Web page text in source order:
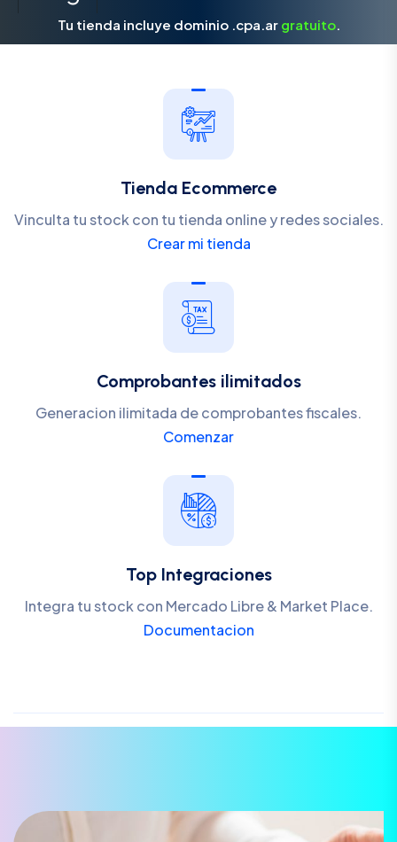
Tu tienda incluye dominio .cpa.ar gratuito.
Tienda Ecommerce
Vinculta tu stock con tu tienda online y redes sociales.
Crear mi tienda
Comprobantes ilimitados
Generacion ilimitada de comprobantes fiscales.
Comenzar
Top Integraciones
Integra tu stock con Mercado Libre & Market Place.
Documentacion